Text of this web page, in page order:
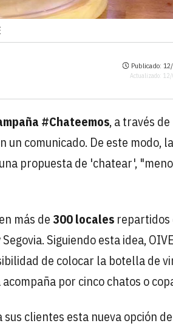
Publicado:
Actualizado:
#Chateemos, a través
comunicado. De este modo,
propuesta de 'chatear',
más de300 locales
Siguiendo esta idea,
de colocar la botella de
por cinco chatos o
clientes esta nueva opción